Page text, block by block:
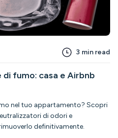
3 min read
fumo: casa e Airbnb
nel tuo appartamento? Scopri
di odori e
definitivamente.